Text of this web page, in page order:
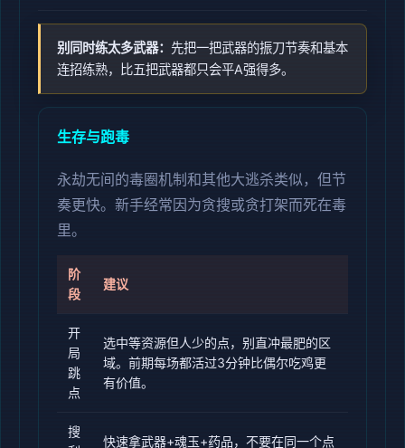
别同时练太多武器： 先把一把武器的振刀节奏和基本
连招练熟，比五把武器都只会平A强得多。
生存与跑毒
永劫无间的毒圈机制和其他大逃杀类似，但节
奏更快。新手经常因为贪搜或贪打架而死在毒
里。
阶
段
建议
开
局
跳
点
选中等资源但人少的点，别直冲最肥的区
域。前期每场都活过3分钟比偶尔吃鸡更
有价值。
搜
快速拿武器+魂玉+药品，不要在同一个点